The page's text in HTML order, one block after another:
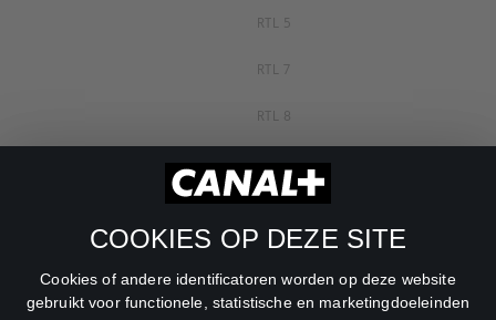
COOKIES OP DEZE SITE
Cookies of andere identificatoren worden op deze website
gebruikt voor functionele, statistische en marketingdoeleinden
RTL 5
RTL 7
RTL 8
RTL Z
SBS6
Net5
Veronica